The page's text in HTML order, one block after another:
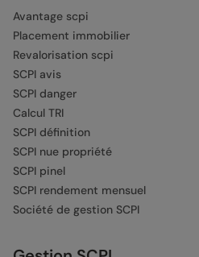
Avantage scpi
Placement immobilier
Revalorisation scpi
SCPI avis
SCPI danger
Calcul TRI
SCPI définition
SCPI nue propriété
SCPI pinel
SCPI rendement mensuel
Société de gestion SCPI